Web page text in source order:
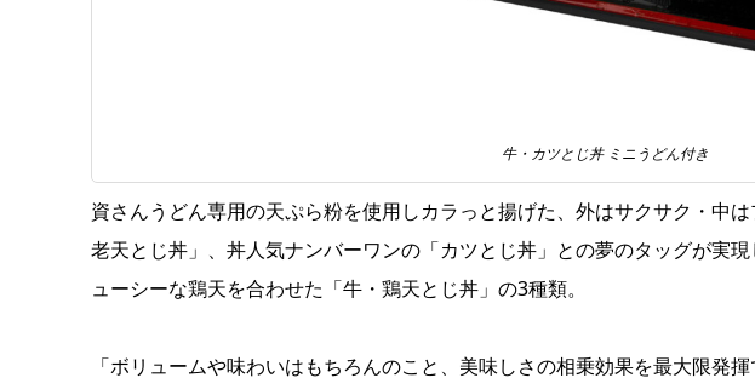
牛・カツとじ丼 ミニうどん付き
資さんうどん専用の天ぷら粉を使用しカラっと揚げた、外はサクサク・中
老天とじ丼」、丼人気ナンバーワンの「カツとじ丼」との夢のタッグが実
ューシーな鶏天を合わせた「牛・鶏天とじ丼」の3種類。
「ボリュームや味わいはもちろんのこと、美味しさの相乗効果を最大限発